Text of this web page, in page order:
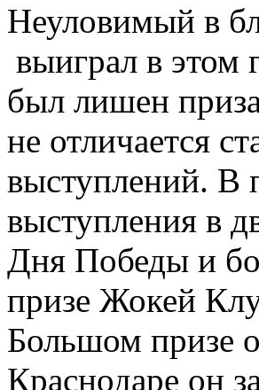
Неуловимый в
выиграл в
был лишен
не отличается
выступлений. В
выступления в
Дня Победы и
призе Жокей
Большом призе
Краснодаре он